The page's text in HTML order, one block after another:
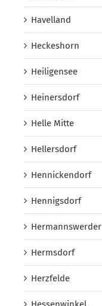
Havelland
Heckeshorn
Heiligensee
Heinersdorf
Helle Mitte
Hellersdorf
Hennickendorf
Hennigsdorf
Hermannswerder
Hermsdorf
Herzfelde